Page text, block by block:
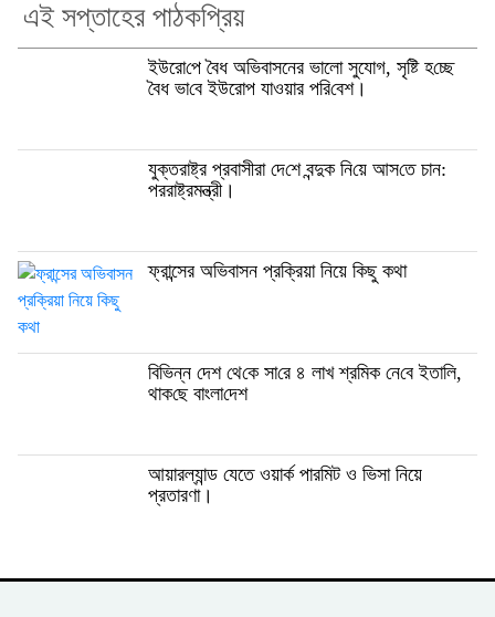
এই সপ্তাহের পাঠকপ্রিয়
ইউরো‌পে বৈধ অভিবাসনের ভালো সুযোগ, সৃ‌ষ্টি হ‌চ্ছে
বৈধ ভা‌বে ইউরোপ যাওয়ার প‌রি‌বেশ।
যুক্তরাষ্ট্র প্রবাসীরা দে‌শে বন্দুক নি‌য়ে আস‌তে চান:
পররাষ্ট্রমন্ত্রী।
ফ্রান্সের অভিবাসন প্রক্রিয়া নিয়ে কিছু কথা
বি‌ভিন্ন দেশ থে‌কে সা‌রে ৪ লাখ শ্র‌মিক নে‌বে ইতালি,
থাক‌ছে বাংলা‌দেশ
আয়ারল্যান্ড যেতে ওয়ার্ক পারমিট ও ভিসা নিয়ে
প্রতারণা।